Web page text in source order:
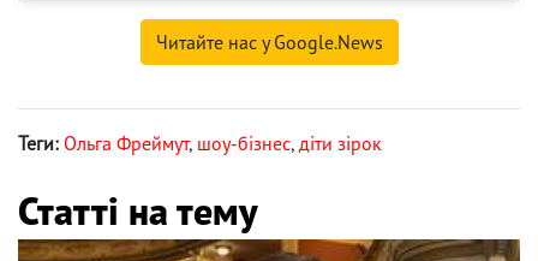
Читайте нас у Google.News
Теги: Ольга Фреймут, шоу-бізнес, діти зірок
Статті на тему